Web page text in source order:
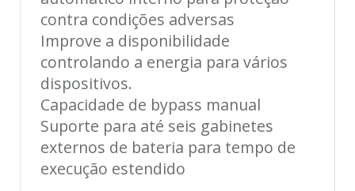
contra condições adversas
Improve a disponibilidade
controlando a energia para vários
dispositivos.
Capacidade de bypass manual
Suporte para até seis gabinetes
externos de bateria para tempo de
execução estendido